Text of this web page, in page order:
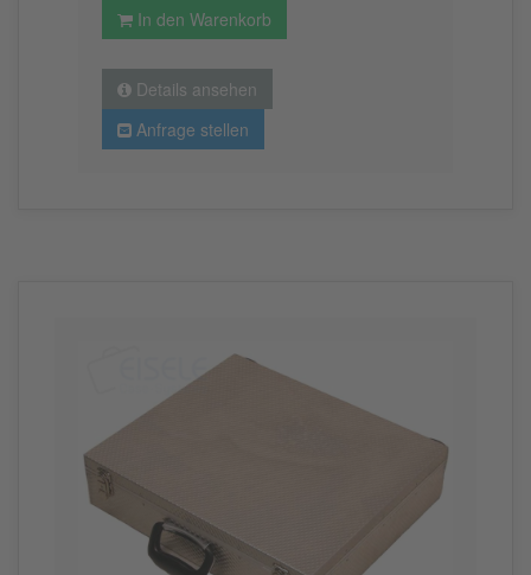
In den Warenkorb
Details ansehen
Anfrage stellen